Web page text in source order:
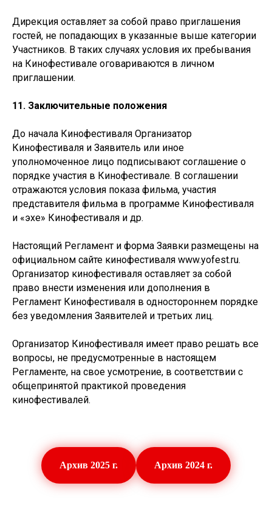
Дирекция оставляет за собой право приглашения
гостей, не попадающих в указанные выше категории
Участников. В таких случаях условия их пребывания
на Кинофестивале оговариваются в личном
приглашении.
11. Заключительные положения
До начала Кинофестиваля Организатор
Кинофестиваля и Заявитель или иное
уполномоченное лицо подписывают соглашение о
порядке участия в Кинофестивале. В соглашении
отражаются условия показа фильма, участия
представителя фильма в программе Кинофестиваля
и «эхе» Кинофестиваля и др.
Настоящий Регламент и форма Заявки размещены на
официальном сайте кинофестиваля www.yofest.ru.
Организатор кинофестиваля оставляет за собой
право внести изменения или дополнения в
Регламент Кинофестиваля в одностороннем порядке
без уведомления Заявителей и третьих лиц.
Организатор Кинофестиваля имеет право решать все
вопросы, не предусмотренные в настоящем
Регламенте, на свое усмотрение, в соответствии с
общепринятой практикой проведения
кинофестивалей.
Архив 2025 г. Архив 2024 г.